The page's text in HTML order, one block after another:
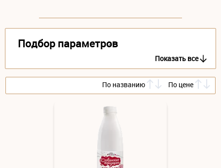
Подбор параметров
Показать все
По названию По цене